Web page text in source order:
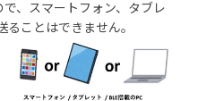
、スマートフォン、タブレ
ることはできません。